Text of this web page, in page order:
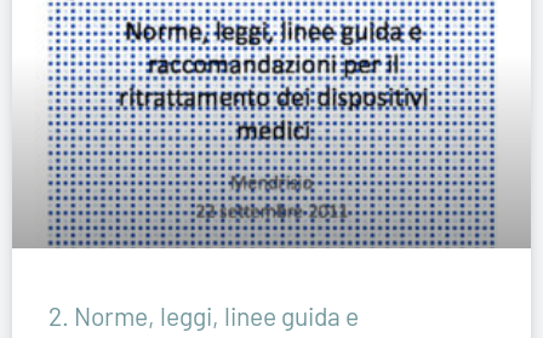
2. Norme, leggi, linee guida e